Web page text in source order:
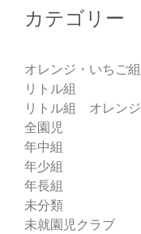
カテゴリー
オレンジ・いちご組
リトル組
リトル組 オレンジ
全園児
年中組
年少組
年長組
未分類
未就園児クラブ